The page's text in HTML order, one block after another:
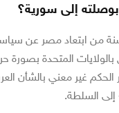
إلى سورية؟
من ابتعاد مصر عن
المتحدة بصورة
غير معني بالشأن
إلى السلطة.